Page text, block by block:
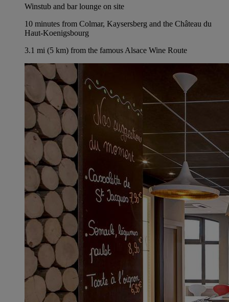
Winstub and bar lounge on site
10 minutes from Colmar, Kaysersberg and the Château du
Haut-Koenigsbourg
3.1 mi (5 km) from the famous Alsace Wine Route